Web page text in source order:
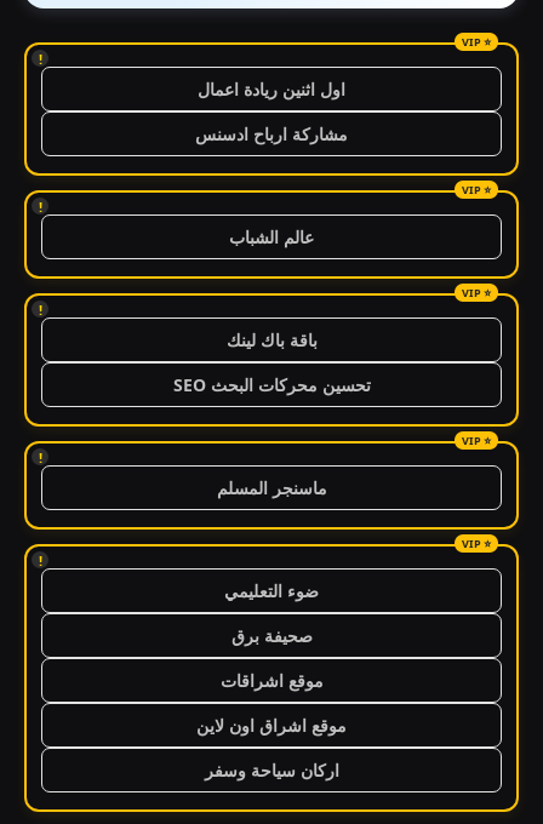
!
اول اثنين ريادة اعمال
مشاركة ارباح ادسنس
!
عالم الشباب
!
باقة باك لينك
تحسين محركات البحث SEO
!
ماسنجر المسلم
!
ضوء التعليمي
صحيفة برق
موقع اشراقات
موقع اشراق اون لاين
اركان سياحة وسفر